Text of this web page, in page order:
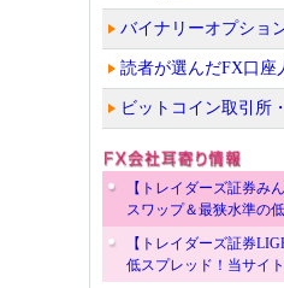
バイナリーオプショ
読者が選んだFX口座
ビットコイン取引所
【トレイダーズ証券み
スワップ＆最狭水準の
【トレイダーズ証券
低スプレッド！当サイ